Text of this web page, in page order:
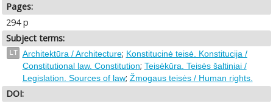
Pages:
294 p
Subject terms:
LT Architektūra / Architecture; Konstitucinė teisė. Konstitucija /
Constitutional law. Constitution; Teisėkūra. Teisės šaltiniai /
Legislation. Sources of law; Žmogaus teisės / Human rights.
DOI: